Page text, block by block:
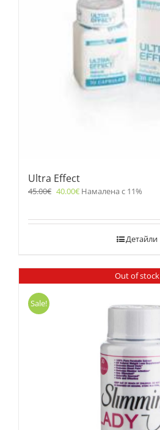
Ultra Effect
45.00€ 40.00€ Намалена с 11%
Детайли
Out of stock
Sale!